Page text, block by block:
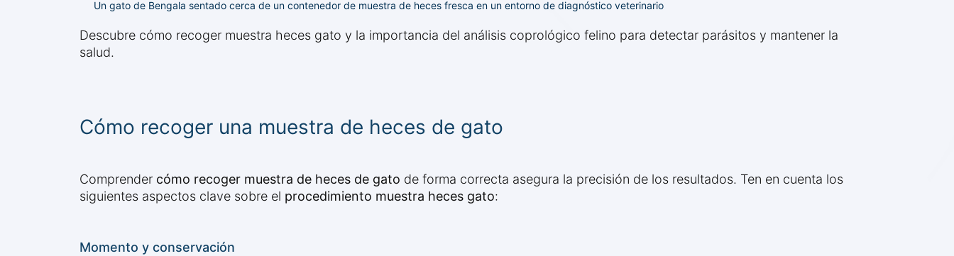
Un gato de Bengala sentado cerca de un contenedor de muestra de heces fresca en un entorno de diagnóstico veterinario
Descubre cómo recoger muestra heces gato y la importancia del análisis coprológico felino para detectar parásitos y mantener la
salud.
Cómo recoger una muestra de heces de gato
Comprender cómo recoger muestra de heces de gato de forma correcta asegura la precisión de los resultados. Ten en cuenta los
siguientes aspectos clave sobre el procedimiento muestra heces gato:
Momento y conservación